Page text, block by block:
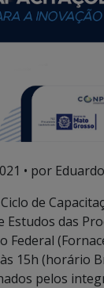
• por
de
Estudos das
Federal
15h (horário
pelos